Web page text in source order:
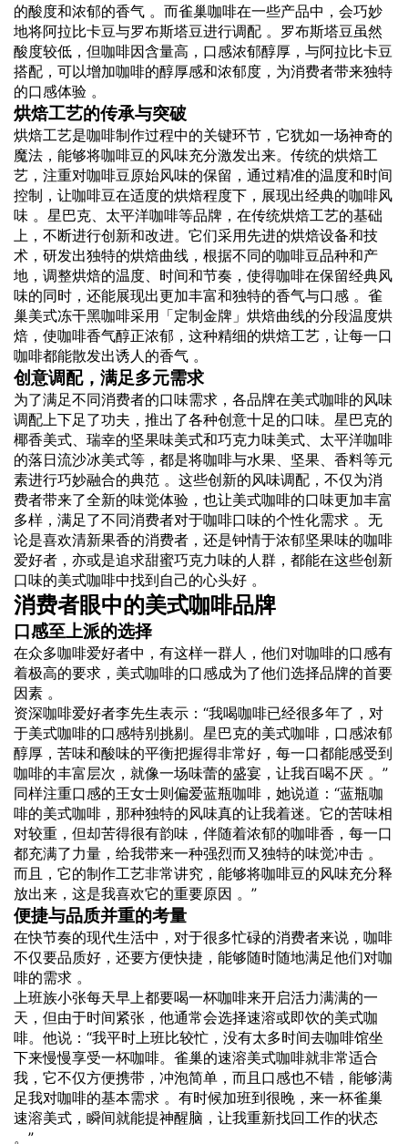
的酸度和浓郁的香气 。而雀巢咖啡在一些产品中，会巧妙
地将阿拉比卡豆与罗布斯塔豆进行调配 。罗布斯塔豆虽然
酸度较低，但咖啡因含量高，口感浓郁醇厚，与阿拉比卡豆
搭配，可以增加咖啡的醇厚感和浓郁度，为消费者带来独特
的口感体验 。
烘焙工艺的传承与突破
烘焙工艺是咖啡制作过程中的关键环节，它犹如一场神奇的
魔法，能够将咖啡豆的风味充分激发出来。传统的烘焙工
艺，注重对咖啡豆原始风味的保留，通过精准的温度和时间
控制，让咖啡豆在适度的烘焙程度下，展现出经典的咖啡风
味 。星巴克、太平洋咖啡等品牌，在传统烘焙工艺的基础
上，不断进行创新和改进。它们采用先进的烘焙设备和技
术，研发出独特的烘焙曲线，根据不同的咖啡豆品种和产
地，调整烘焙的温度、时间和节奏，使得咖啡在保留经典风
味的同时，还能展现出更加丰富和独特的香气与口感 。雀
巢美式冻干黑咖啡采用「定制金牌」烘焙曲线的分段温度烘
焙，使咖啡香气醇正浓郁，这种精细的烘焙工艺，让每一口
咖啡都能散发出诱人的香气 。
创意调配，满足多元需求
为了满足不同消费者的口味需求，各品牌在美式咖啡的风味
调配上下足了功夫，推出了各种创意十足的口味。星巴克的
椰香美式、瑞幸的坚果味美式和巧克力味美式、太平洋咖啡
的落日流沙冰美式等，都是将咖啡与水果、坚果、香料等元
素进行巧妙融合的典范 。这些创新的风味调配，不仅为消
费者带来了全新的味觉体验，也让美式咖啡的口味更加丰富
多样，满足了不同消费者对于咖啡口味的个性化需求 。无
论是喜欢清新果香的消费者，还是钟情于浓郁坚果味的咖啡
爱好者，亦或是追求甜蜜巧克力味的人群，都能在这些创新
口味的美式咖啡中找到自己的心头好 。
消费者眼中的美式咖啡品牌
口感至上派的选择
在众多咖啡爱好者中，有这样一群人，他们对咖啡的口感有
着极高的要求，美式咖啡的口感成为了他们选择品牌的首要
因素 。
资深咖啡爱好者李先生表示：“我喝咖啡已经很多年了，对
于美式咖啡的口感特别挑剔。星巴克的美式咖啡，口感浓郁
醇厚，苦味和酸味的平衡把握得非常好，每一口都能感受到
咖啡的丰富层次，就像一场味蕾的盛宴，让我百喝不厌 。”
同样注重口感的王女士则偏爱蓝瓶咖啡，她说道：“蓝瓶咖
啡的美式咖啡，那种独特的风味真的让我着迷。它的苦味相
对较重，但却苦得很有韵味，伴随着浓郁的咖啡香，每一口
都充满了力量，给我带来一种强烈而又独特的味觉冲击 。
而且，它的制作工艺非常讲究，能够将咖啡豆的风味充分释
放出来，这是我喜欢它的重要原因 。”
便捷与品质并重的考量
在快节奏的现代生活中，对于很多忙碌的消费者来说，咖啡
不仅要品质好，还要方便快捷，能够随时随地满足他们对咖
啡的需求 。
上班族小张每天早上都要喝一杯咖啡来开启活力满满的一
天，但由于时间紧张，他通常会选择速溶或即饮的美式咖
啡。他说：“我平时上班比较忙，没有太多时间去咖啡馆坐
下来慢慢享受一杯咖啡。雀巢的速溶美式咖啡就非常适合
我，它不仅方便携带，冲泡简单，而且口感也不错，能够满
足我对咖啡的基本需求 。有时候加班到很晚，来一杯雀巢
速溶美式，瞬间就能提神醒脑，让我重新找回工作的状态
。”